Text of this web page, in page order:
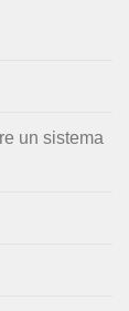
un sistema